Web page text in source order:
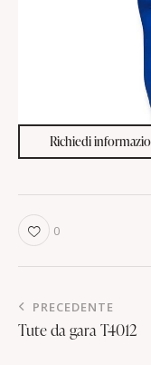
Richiedi
0
PRECEDENTE
Tute da gara T4012